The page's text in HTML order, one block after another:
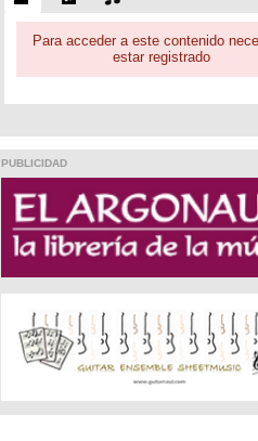
Para acceder a este contenido
estar registrado
PUBLICIDAD